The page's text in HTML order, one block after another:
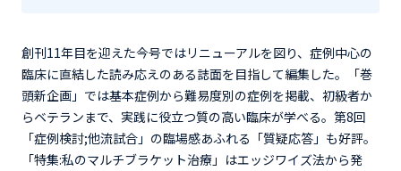
創刊11年目を迎えた今号ではリニューアルを図り、症例中心の
臨床に直結した読み応えのある誌面を目指して編集した。「巻
頭新企画」では基本症例から難易度別の症例を掲載、初級者か
らベテランまで、実践に役立つ質の高い臨床が学べる。第8回
「症例検討;他流試合」の臨場感あふれる「質疑応答」も好評。
「特集:私のマルチブラケット治療」はエッジワイズ法から発